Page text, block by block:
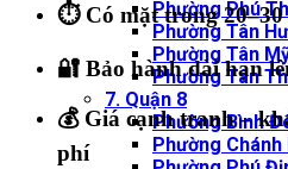
Phường Phú
Phường Tân
Phường Tân
Phường Tân
7. Quận 8
Phường Bình
Phường Chánh
⏱️ Có mặt trong
🔐 Bảo hành dài hạn
💰 Giá cạnh tranh –
phí